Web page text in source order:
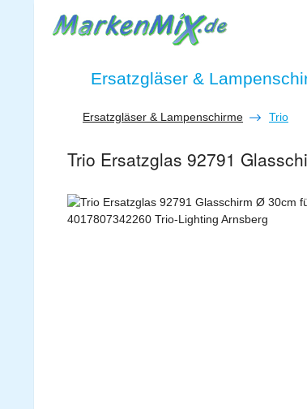
Hauptinhalt springen
Zur Suche springen
Zur Hauptnavigation springen
Ersatzgläser &
Ersatzgläser & Lampenschirme Trio
Trio Ersatzglas 92791
Bildergalerie überspringen